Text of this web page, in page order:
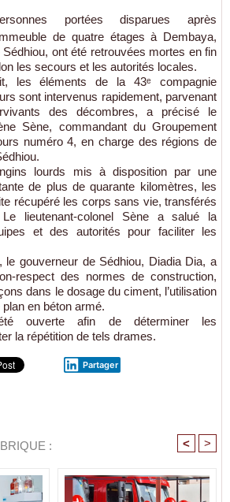
portées disparues après
de quatre étages à Dembaya,
ont été retrouvées mortes en fin
les secours et les autorités locales.
les éléments de la 43ᵉ compagnie
sont intervenus rapidement, parvenant
des décombres, a précisé le
Sène, commandant du Groupement
numéro 4, en charge des régions de
lourds mis à disposition par une
de plus de quarante kilomètres, les
récupéré les corps sans vie, transférés
Le lieutenant-colonel Sène a salué la
et des autorités pour faciliter les
le gouverneur de Sédhiou, Diadia Dia, a
respect des normes de construction,
dans le dosage du ciment, l’utilisation
plan en béton armé.
ouverte afin de déterminer les
la répétition de tels drames.
Partager
: < >